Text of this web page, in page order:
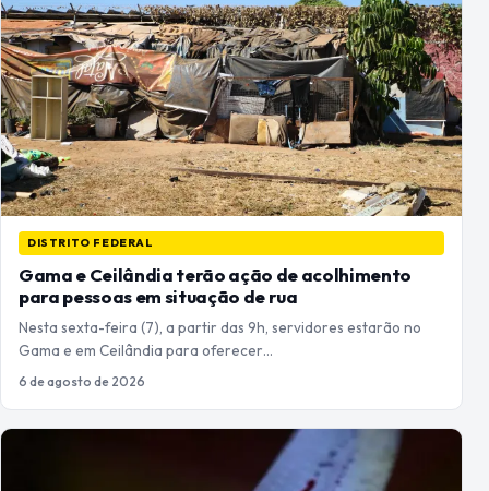
DISTRITO FEDERAL
Gama e Ceilândia terão ação de acolhimento
para pessoas em situação de rua
Nesta sexta-feira (7), a partir das 9h, servidores estarão no
Gama e em Ceilândia para oferecer…
6 de agosto de 2026